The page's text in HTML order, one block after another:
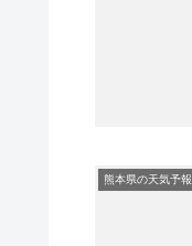
熊本県の天気予報